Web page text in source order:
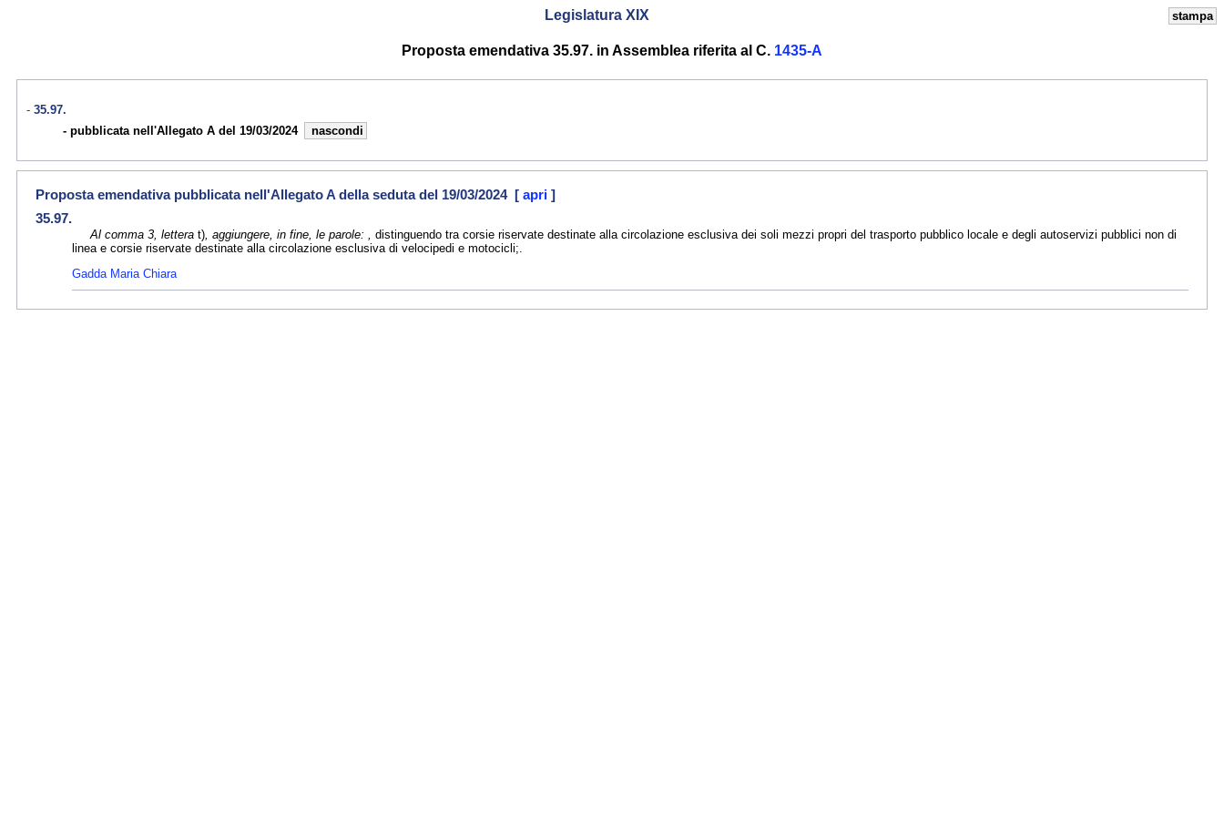
stampa
Legislatura XIX
Proposta emendativa 35.97. in Assemblea riferita al C. 1435-A
35.97.
pubblicata nell'Allegato A del 19/03/2024
nascondi
Proposta emendativa pubblicata nell'Allegato A della seduta del 19/03/2024 [ apri ]
35.97.
Al comma 3, lettera t) , aggiungere, in fine, le parole: ,
distinguendo tra corsie riservate destinate alla circolazione esclusiva dei soli mezzi propri del trasporto pubblico locale e degli autoservizi pubblici non di
linea e corsie riservate destinate alla circolazione esclusiva di velocipedi e motocicli;.
Gadda Maria Chiara